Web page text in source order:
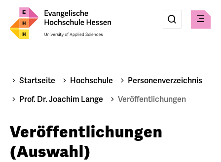
Suche
absenden
Menü
Startseite Hochschule
Personenverzeichnis
Prof. Dr. Joachim Lange
Veröffentlichungen
Veröffentlichungen
(Auswahl)